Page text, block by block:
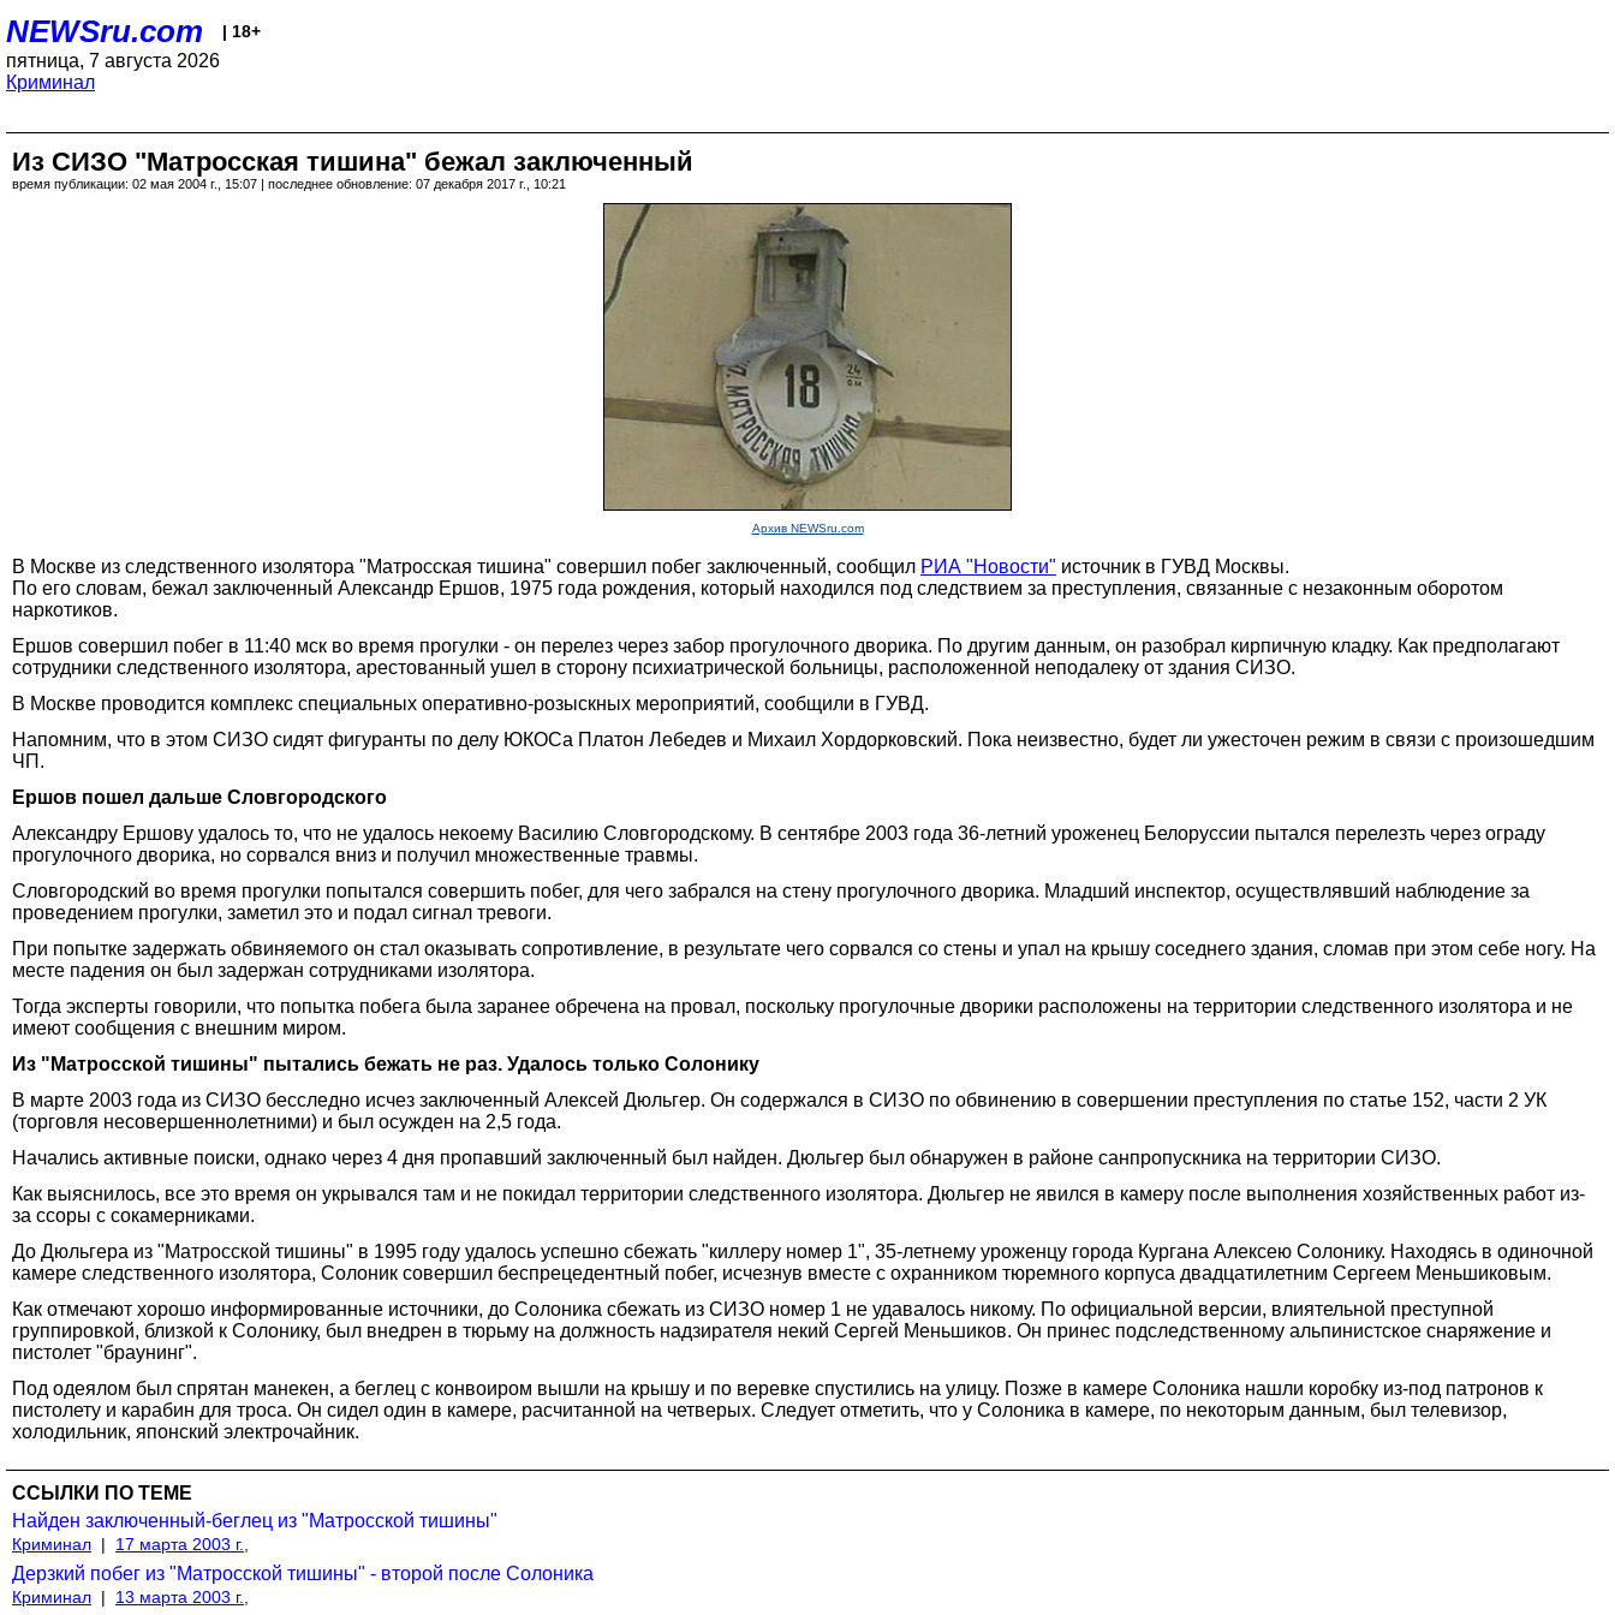
NEWSru.com | 18+
пятница, 7 августа 2026
Криминал
Из СИЗО "Матросская тишина" бежал заключенный
время публикации: 02 мая 2004 г., 15:07 | последнее обновление: 07 декабря 2017 г., 10:21
Архив NEWSru.com
В Москве из следственного изолятора "Матросская тишина" совершил побег заключенный, сообщил РИА "Новости" источник в ГУВД Москвы.
По его словам, бежал заключенный Александр Ершов, 1975 года рождения, который находился под следствием за преступления, связанные с незаконным оборотом
наркотиков.
Ершов совершил побег в 11:40 мск во время прогулки - он перелез через забор прогулочного дворика. По другим данным, он разобрал кирпичную кладку. Как предполагают
сотрудники следственного изолятора, арестованный ушел в сторону психиатрической больницы, расположенной неподалеку от здания СИЗО.
В Москве проводится комплекс специальных оперативно-розыскных мероприятий, сообщили в ГУВД.
Напомним, что в этом СИЗО сидят фигуранты по делу ЮКОСа Платон Лебедев и Михаил Хордорковский. Пока неизвестно, будет ли ужесточен режим в связи с произошедшим
ЧП.
Ершов пошел дальше Словгородского
Александру Ершову удалось то, что не удалось некоему Василию Словгородскому. В сентябре 2003 года 36-летний уроженец Белоруссии пытался перелезть через ограду
прогулочного дворика, но сорвался вниз и получил множественные травмы.
Словгородский во время прогулки попытался совершить побег, для чего забрался на стену прогулочного дворика. Младший инспектор, осуществлявший наблюдение за
проведением прогулки, заметил это и подал сигнал тревоги.
При попытке задержать обвиняемого он стал оказывать сопротивление, в результате чего сорвался со стены и упал на крышу соседнего здания, сломав при этом себе ногу. На
месте падения он был задержан сотрудниками изолятора.
Тогда эксперты говорили, что попытка побега была заранее обречена на провал, поскольку прогулочные дворики расположены на территории следственного изолятора и не
имеют сообщения с внешним миром.
Из "Матросской тишины" пытались бежать не раз. Удалось только Солонику
В марте 2003 года из СИЗО бесследно исчез заключенный Алексей Дюльгер. Он содержался в СИЗО по обвинению в совершении преступления по статье 152, части 2 УК
(торговля несовершеннолетними) и был осужден на 2,5 года.
Начались активные поиски, однако через 4 дня пропавший заключенный был найден. Дюльгер был обнаружен в районе санпропускника на территории СИЗО.
Как выяснилось, все это время он укрывался там и не покидал территории следственного изолятора. Дюльгер не явился в камеру после выполнения хозяйственных работ из-
за ссоры с сокамерниками.
До Дюльгера из "Матросской тишины" в 1995 году удалось успешно сбежать "киллеру номер 1", 35-летнему уроженцу города Кургана Алексею Солонику. Находясь в одиночной
камере следственного изолятора, Солоник совершил беспрецедентный побег, исчезнув вместе с охранником тюремного корпуса двадцатилетним Сергеем Меньшиковым.
Как отмечают хорошо информированные источники, до Солоника сбежать из СИЗО номер 1 не удавалось никому. По официальной версии, влиятельной преступной
группировкой, близкой к Солонику, был внедрен в тюрьму на должность надзирателя некий Сергей Меньшиков. Он принес подследственному альпинистское снаряжение и
пистолет "браунинг".
Под одеялом был спрятан манекен, а беглец с конвоиром вышли на крышу и по веревке спустились на улицу. Позже в камере Солоника нашли коробку из-под патронов к
пистолету и карабин для троса. Он сидел один в камере, расчитанной на четверых. Следует отметить, что у Солоника в камере, по некоторым данным, был телевизор,
холодильник, японский электрочайник.
ССЫЛКИ ПО ТЕМЕ
Найден заключенный-беглец из "Матросской тишины"
Криминал | 17 марта 2003 г.,
Дерзкий побег из "Матросской тишины" - второй после Солоника
Криминал | 13 марта 2003 г.,